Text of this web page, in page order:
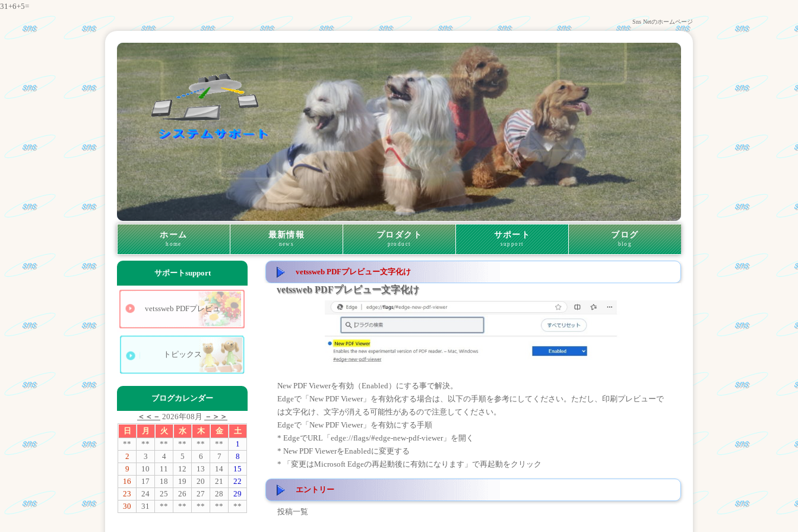
31+6+5=
Sns Netのホームページ
ホーム
home
最新情報
news
プロダクト
product
サポート
support
ブログ
blog
vetssweb PDFプレビュー文字化け
vetssweb PDFプレビュー文字化け
New PDF Viewerを有効（Enabled）にする事で解決。
Edgeで「New PDF Viewer」を有効化する場合は、以下の手順を参考にしてください。ただし、印刷プレビューで
は文字化け、文字が消える可能性があるので注意してください。
Edgeで「New PDF Viewer」を有効にする手順
* EdgeでURL「edge://flags/#edge-new-pdf-viewer」を開く
* New PDF ViewerをEnabledに変更する
* 「変更はMicrosoft Edgeの再起動後に有効になります」で再起動をクリック
エントリー
投稿一覧
サポートsupport
vetssweb PDFプレビュ
トピックス
ブログカレンダー
＜＜－ 2026年08月
－＞＞
日
月 火 水 木 金
土
**
** ** ** ** **
1
2
3 4 5 6 7
8
9
10 11 12 13 14
15
16
17 18 19 20 21
22
23
24 25 26 27 28
29
30
31 ** ** ** ** **